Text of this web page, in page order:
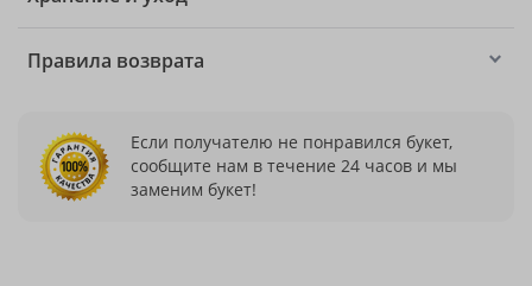
Правила возврата
Если получателю не понравился букет,
сообщите нам в течение 24 часов и мы
заменим букет!